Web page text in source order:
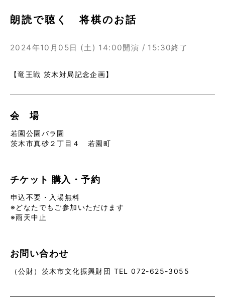
朗読で聴く 将棋のお話
2024年10月05日 (土) 14:00開演 / 15:30終了
【竜王戦 茨木対局記念企画】
会 場
若園公園バラ園
茨木市真砂２丁目４ 若園町
チケット 購入・予約
申込不要・入場無料
※どなたでもご参加いただけます
※雨天中止
お問い合わせ
（公財）茨木市文化振興財団 TEL 072-625-3055